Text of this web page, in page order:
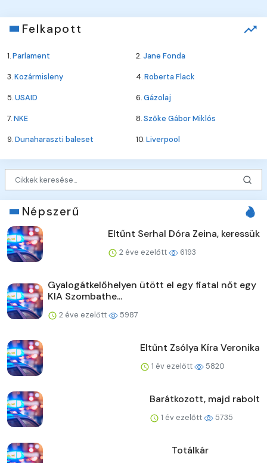
Felkapott
1.Parlament 2.Jane Fonda
3.Kozármisleny 4.Roberta Flack
5.USAID 6.Gázolaj
7.NKE 8.Szőke Gábor Miklós
9.Dunaharaszti baleset 10.Liverpool
Népszerű
Eltűnt Serhal Dóra Zeina, keressük
2 éve ezelőtt 6193
Gyalogátkelőhelyen ütött el egy fiatal nőt egy
KIA Szombathe...
2 éve ezelőtt 5987
Eltűnt Zsólya Kíra Veronika
1 év ezelőtt 5820
Barátkozott, majd rabolt
1 év ezelőtt 5735
Totálkár